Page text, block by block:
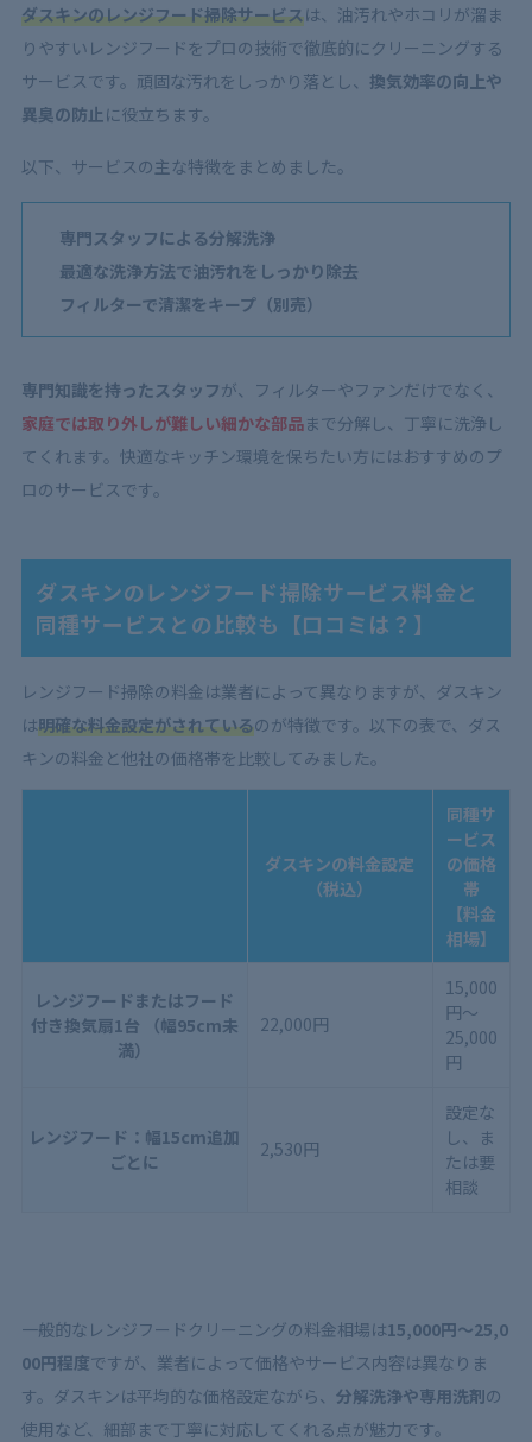
スタッフの対応・作業が丁寧
6.3リピート利用者が多い
7
ダスキンのレンジフード掃除サービスは口コミ高評
ダスキンのレンジフード掃除サービスは、油汚れやホコリが溜ま
りやすいレンジフードをプロの技術で徹底的にクリーニングする
サービスです。頑固な汚れをしっかり落とし、 換気効率の向上や
異臭の防止 に役立ちます。
以下、サービスの主な特徴をまとめました。
専門スタッフによる分解洗浄
最適な洗浄方法で油汚れをしっかり除去
フィルターで清潔をキープ（別売）
専門知識を持ったスタッフが、フィルターやファンだけでなく、
家庭では取り外しが難しい細かな部品まで分解し、丁寧に洗浄し
てくれます。快適なキッチン環境を保ちたい方にはおすすめのプ
ロのサービスです。
ダスキンのレンジフード掃除サービス料金と
同種サービスとの比較も【口コミは？】
レンジフード掃除の料金は業者によって異なりますが、ダスキン
は明確な料金設定がされているのが特徴です。以下の表で、ダス
キンの料金と他社の価格帯を比較してみました。
ダスキンの料金設定
（税込）
同種サ
ービス
の価格
帯
【料金
相場】
レンジフードまたはフード
付き換気扇1台 （幅95cm未
満）
22,000円
15,000
円〜
25,000
円
レンジフード：幅15cm追加
ごとに
2,530円
設定な
し、ま
たは要
相談
一般的なレンジフードクリーニングの料金相場は15,000円～25,0
00円程度ですが、業者によって価格やサービス内容は異なりま
す。ダスキンは平均的な価格設定ながら、 分解洗浄や専用洗剤の
使用など、細部まで丁寧に対応してくれる点が魅力です。